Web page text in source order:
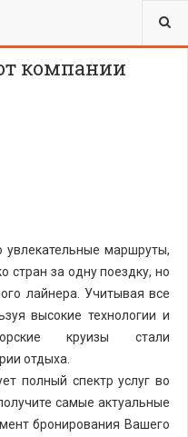
компании
увлекательные маршруты,
стран за одну поездку, но
лайнера. Учитывая все
высокие технологии и
круизы стали
отдыха.
полный спектр услуг во
самые актуальные
бронирования Вашего